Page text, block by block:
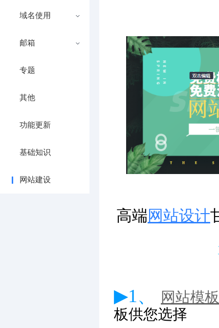
域名使用
邮箱
专题
其他
功能更新
基础知识
网站建设
高端网站设计
▶1、
网站模板
板供您选择